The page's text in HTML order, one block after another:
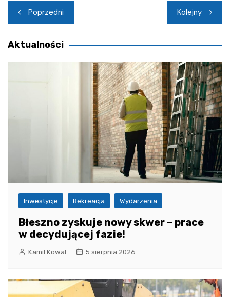
Nawigacja
wpisu
Poprzedni Kolejny
Aktualności
Inwestycje Rekreacja Wydarzenia
Błeszno zyskuje nowy skwer – prace
w decydującej fazie!
Kamil Kowal 5 sierpnia 2026